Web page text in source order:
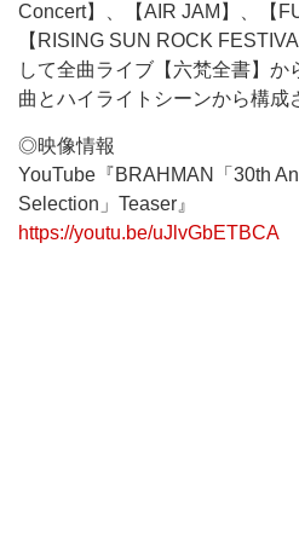
Concert】、【AIR JAM】、【
【RISING SUN ROCK
して全曲ライブ【六梵全書】
曲とハイライトシーンから構成
◎映像情報
YouTube『BRAHMAN「30th
Selection」Teaser』
https://youtu.be/uJlvGbETBCA